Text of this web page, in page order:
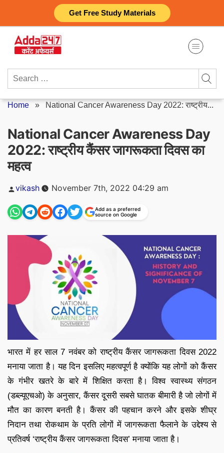
Get Free Study Materials
content
Search
Home » National Cancer Awareness Day 2022: राष्ट्रीय...
National Cancer Awareness Day
2022: राष्ट्रीय कैंसर जागरूकता दिवस का
महत्व
Posted
vikash November 7th, 2022 04:29 am
Add as a preferred
source on Google
भारत में हर साल 7 नवंबर को राष्ट्रीय कैंसर जागरूकता दिवस 2022
मनाया जाता है। यह दिन इसलिए महत्वपूर्ण है क्योंकि यह लोगों को कैंसर
के गंभीर खतरे के बारे में शिक्षित करता है। विश्व स्वास्थ्य संगठन
(डब्ल्यूएचओ) के अनुसार, कैंसर दूसरी सबसे घातक बीमारी है जो लोगों में
मौत का कारण बनती है। कैंसर की पहचान करने और इसके शीघ्र
निदान तथा रोकथाम के प्रति लोगों में जागरूकता फैलाने के उद्देश्य से
प्रतिवर्ष ‘राष्ट्रीय कैंसर जागरूकता दिवस’ मनाया जाता है।